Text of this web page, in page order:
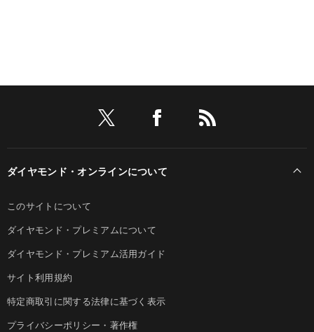
ダイヤモンド・オンラインについて
このサイトについて
ダイヤモンド・プレミアムについて
ダイヤモンド・プレミアム活用ガイド
サイト利用規約
特定商取引に関する法律に基づく表示
プライバシーポリシー・著作権